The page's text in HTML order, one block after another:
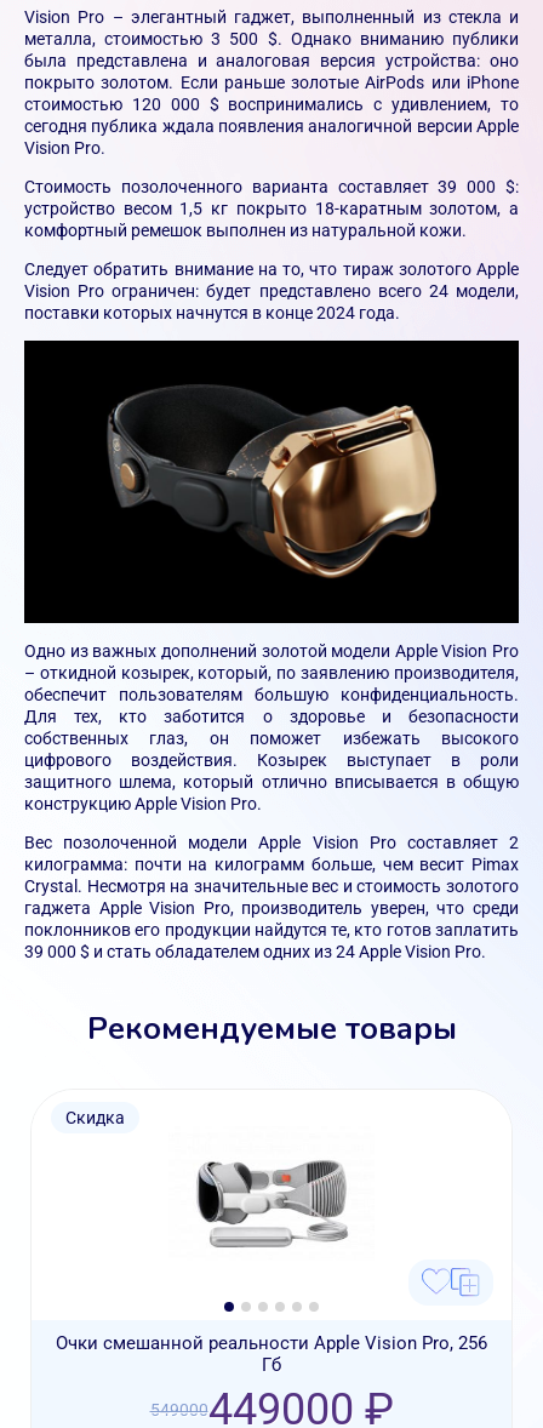
Vision Pro – элегантный гаджет, выполненный из стекла и
металла, стоимостью 3 500 $. Однако вниманию публики
была представлена и аналоговая версия устройства: оно
покрыто золотом. Если раньше золотые AirPods или iPhone
стоимостью 120 000 $ воспринимались с удивлением, то
сегодня публика ждала появления аналогичной версии Apple
Vision Pro.
Стоимость позолоченного варианта составляет 39 000 $:
устройство весом 1,5 кг покрыто 18-каратным золотом, а
комфортный ремешок выполнен из натуральной кожи.
Следует обратить внимание на то, что тираж золотого Apple
Vision Pro ограничен: будет представлено всего 24 модели,
поставки которых начнутся в конце 2024 года.
Одно из важных дополнений золотой модели Apple Vision Pro
– откидной козырек, который, по заявлению производителя,
обеспечит пользователям большую конфиденциальность.
Для тех, кто заботится о здоровье и безопасности
собственных глаз, он поможет избежать высокого
цифрового воздействия. Козырек выступает в роли
защитного шлема, который отлично вписывается в общую
конструкцию Apple Vision Pro.
Вес позолоченной модели Apple Vision Pro составляет 2
килограмма: почти на килограмм больше, чем весит Pimax
Crystal. Несмотря на значительные вес и стоимость золотого
гаджета Apple Vision Pro, производитель уверен, что среди
поклонников его продукции найдутся те, кто готов заплатить
39 000 $ и стать обладателем одних из 24 Apple Vision Pro.
Рекомендуемые товары
Скидка
Очки смешанной реальности Apple Vision Pro, 256
Гб
549000449000 ₽